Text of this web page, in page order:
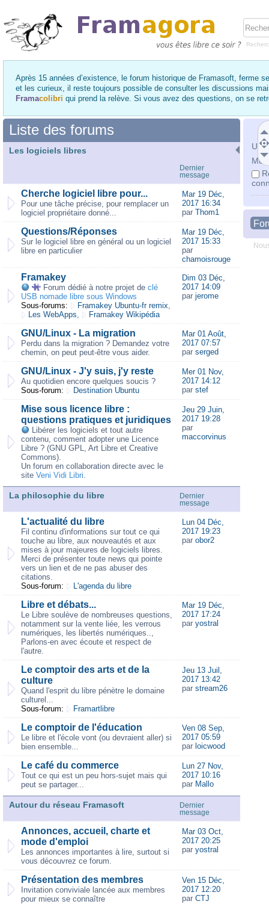
Après 15 années d’existence, le forum historique de Framasoft, ferme
et les curieux, il reste toujours possible de consulter les discussions
Framacolibri qui prend la relève. Si vous avez des questions, on se
Mot
Liste des forums
Les logiciels libres
Dernier
message
Cherche logiciel libre pour...
Pour une tâche précise, pour remplacer un
logiciel propriétaire donné...
Mar 19 Déc,
2017 16:34
par Thom1
Questions/Réponses
Sur le logiciel libre en général ou un logiciel
libre en particulier
Mar 19 Déc,
2017 15:33
par
chamoisrouge
Framakey
Forum dédié à notre projet de clé
USB nomade libre sous Windows
Sous-forums:
Framakey Ubuntu-fr remix,
Les WebApps, Framakey Wikipédia
Dim 03 Déc,
2017 14:09
par jerome
GNU/Linux - La migration
Perdu dans la migration ? Demandez votre
chemin, on peut peut-être vous aider.
Mar 01 Août,
2017 07:57
par serged
GNU/Linux - J'y suis, j'y reste
Au quotidien encore quelques soucis ?
Sous-forum:
Destination Ubuntu
Mer 01 Nov,
2017 14:12
par stef
Mise sous licence libre :
questions pratiques et juridiques
Libérer les logiciels et tout autre
contenu, comment adopter une Licence
Libre ? (GNU GPL, Art Libre et Creative
Commons).
Un forum en collaboration directe avec le
site Veni Vidi Libri.
Jeu 29 Juin,
2017 19:28
par
maccorvinus
La philosophie du libre
Dernier
message
L'actualité du libre
Fil continu d'informations sur tout ce qui
touche au libre, aux nouveautés et aux
mises à jour majeures de logiciels libres.
Merci de présenter toute news qui pointe
vers un lien et de ne pas abuser des
citations.
Sous-forum:
L'agenda du libre
Lun 04 Déc,
2017 19:23
par obor2
Libre et débats...
Le Libre soulève de nombreuses questions,
notamment sur la vente liée, les verrous
numériques, les libertés numériques..,
Parlons-en avec écoute et respect de
l'autre.
Mar 19 Déc,
2017 17:24
par yostral
Le comptoir des arts et de la
culture
Quand l'esprit du libre pénètre le domaine
culturel...
Sous-forum:
Framartlibre
Jeu 13 Juil,
2017 13:42
par stream26
Le comptoir de l'éducation
Le libre et l'école vont (ou devraient aller) si
bien ensemble...
Ven 08 Sep,
2017 05:59
par loicwood
Le café du commerce
Tout ce qui est un peu hors-sujet mais qui
peut se partager...
Lun 27 Nov,
2017 10:16
par Mallo
Autour du réseau Framasoft
Dernier
message
Annonces, accueil, charte et
mode d'emploi
Les annonces importantes à lire, surtout si
vous découvrez ce forum.
Mar 03 Oct,
2017 20:25
par yostral
Présentation des membres
Invitation conviviale lancée aux membres
pour mieux se connaître
Ven 15 Déc,
2017 12:20
par CTJ